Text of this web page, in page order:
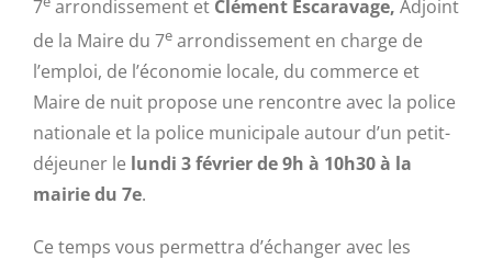
7 arrondissement et Clément Escaravage, Adjoint
de la Maire du 7e arrondissement en charge de
l’emploi, de l’économie locale, du commerce et
Maire de nuit propose une rencontre avec la police
nationale et la police municipale autour d’un petit-
déjeuner le lundi 3 février de 9h à 10h30 à la
mairie du 7e.
Ce temps vous permettra d’échanger avec les